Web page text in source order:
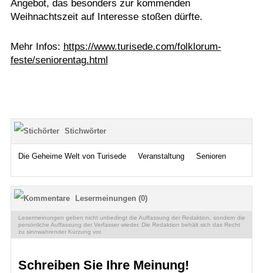
Angebot, das besonders zur kommenden
Weihnachtszeit auf Interesse stoßen dürfte.
Mehr Infos: https://www.turisede.com/folklorum-
feste/seniorentag.html
Stichwörter
Die Geheime Welt von Turisede Veranstaltung Senioren
Lesermeinungen (0)
Lesermeinungen geben nicht unbedingt die Auffassung der Redaktion, sondern die
persönliche Auffassung der Verfasser wieder. Die Redaktion behält sich das Recht
zu sinnwahrender Kürzung vor.
Schreiben Sie Ihre Meinung!